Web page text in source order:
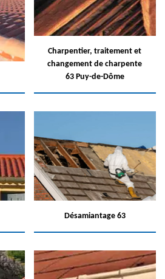
Charpentier, traitement et
changement de charpente
63 Puy-de-Dôme
Désamiantage 63